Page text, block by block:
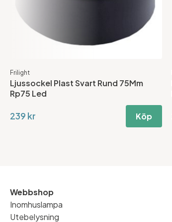
Frilight
Ljussockel Plast Svart Rund 75Mm
Rp75 Led
239 kr Köp
Webbshop
Inomhuslampa
Utebelysning